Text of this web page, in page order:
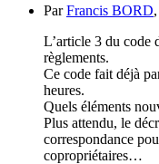
ParFrancis BORD
L’article 3 du code
règlements.
Ce code fait déjà
heures.
Quels éléments
Plus attendu, le
correspondance
copropriétaires…